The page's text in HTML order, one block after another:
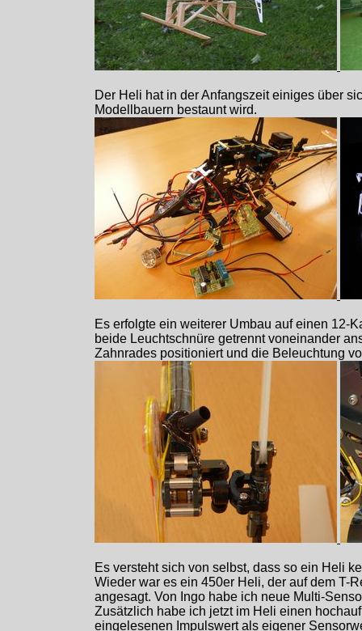
Der Heli hat in der Anfangszeit einiges über
Modellbauern bestaunt wird.
Es erfolgte ein weiterer Umbau auf einen 12-
beide Leuchtschnüre getrennt voneinander
Zahnrades positioniert und die Beleuchtung
Es versteht sich von selbst, dass so ein Heli
Wieder war es ein 450er Heli, der auf dem T-
angesagt. Von Ingo habe ich neue Multi-
Zusätzlich habe ich jetzt im Heli einen
eingelesenen Impulswert als eigener